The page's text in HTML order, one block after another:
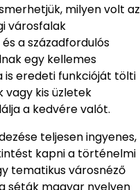
milyen volt az
városfalak
a századfordulós
egy kellemes
is eredeti funkcióját tölti
vagy kis üzletek
a kedvére valót.
teljesen ingyenes,
kapni a történelmi
tematikus városnéző
a séták magyar nyelven